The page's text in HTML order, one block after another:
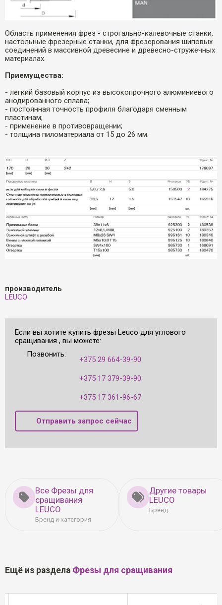
Область применения фрез - строгально-калевочные станки,
настольные фрезерные станки, для фрезерования шиповых
соединений в массивной древесине и древесно-стружечных
материалах.
Приемущества:
- легкий базовый корпус из высокопрочного алюминиевого
анодированного сплава;
- постоянная точность профиля благодаря сменным
пластинам;
- применение в противовращении;
- толщина пиломатериала от 15 до 26 мм.
производитель
LEUCO
Если вы хотите купить фрезы Leuco для углового
сращивания , вы можете:
Позвонить:
+375 29 664-39-90
+375 17 379-39-90
+375 17 361-96-67
Отправить запрос сейчас
Все Фрезы для
сращивания
LEUCO
Бренд и категория
Другие товары
LEUCO
Бренд
Ещё из раздела Фрезы для сращивания